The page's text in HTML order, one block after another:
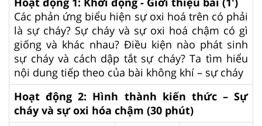
Các phản ứng biểu hiện sự oxi hoá trên có phải
là sự cháy? Sự cháy và sự oxi hoá chậm có gì
giống và khác nhau? Điều kiện nào phát sinh
sự cháy và cách dập tắt sự cháy? Ta tìm hiểu
nội dung tiếp theo của bài không khí – sự cháy
Hoạt động 2: Hình thành kiến thức – Sự
cháy và sự oxi hóa chậm (30 phút)